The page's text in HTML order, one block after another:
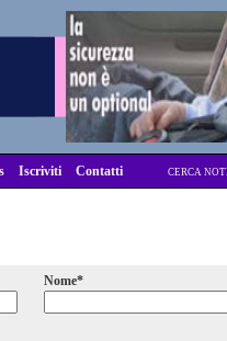
Iscriviti Contatti CERCA
Nome*